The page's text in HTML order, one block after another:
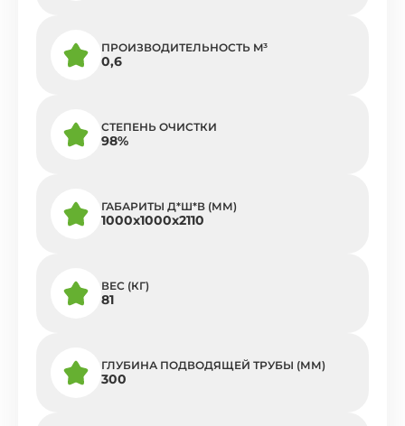
ПРОИЗВОДИТЕЛЬНОСТЬ M³
0,6
СТЕПЕНЬ ОЧИСТКИ
98%
ГАБАРИТЫ Д*Ш*В (ММ)
1000х1000х2110
ВЕС (КГ)
81
ГЛУБИНА ПОДВОДЯЩЕЙ ТРУБЫ (ММ)
300